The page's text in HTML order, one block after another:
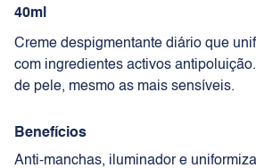
40ml
Creme despigmentante diário que
com ingredientes activos
de pele, mesmo as mais sensíveis.
Benefícios
Anti-manchas, iluminador e